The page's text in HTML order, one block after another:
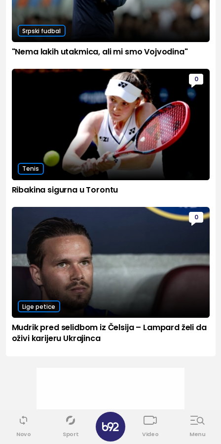
Srpski fudbal
"Nema lakih utakmica, ali mi smo Vojvodina"
0
Tenis
Ribakina sigurna u Torontu
0
Lige petice
Mudrik pred selidbom iz Čelsija – Lampard želi da
oživi karijeru Ukrajinca
Novo Sport Video Menu
✕